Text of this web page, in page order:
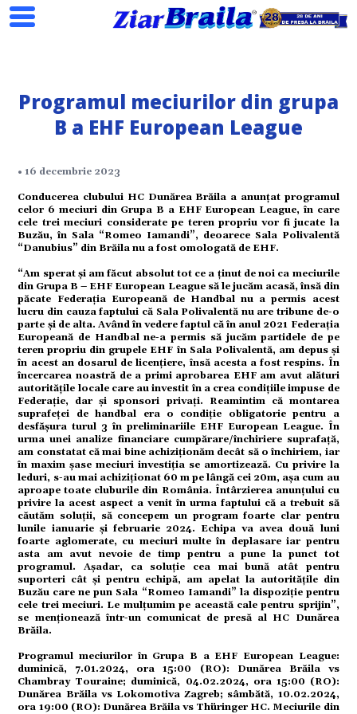
Programul meciurilor din grupa
B a EHF European League
• 16 decembrie 2023
Conducerea clubului HC Dunărea Brăila a anunțat programul
celor 6 meciuri din Grupa B a EHF European League, în care
cele trei meciuri considerate pe teren propriu vor fi jucate la
Buzău, în Sala “Romeo Iamandi”, deoarece Sala Polivalentă
“Danubius” din Brăila nu a fost omologată de EHF.
“Am sperat și am făcut absolut tot ce a ținut de noi ca meciurile
din Grupa B – EHF European League să le jucăm acasă, însă din
păcate Federația Europeană de Handbal nu a permis acest
lucru din cauza faptului că Sala Polivalentă nu are tribune de-o
parte și de alta. Având în vedere faptul că în anul 2021 Federația
Europeană de Handbal ne-a permis să jucăm partidele de pe
teren propriu din grupele EHF în Sala Polivalentă, am depus și
în acest an dosarul de licențiere, însă acesta a fost respins. În
încercarea noastră de a primi aprobarea EHF am avut alături
autoritățile locale care au investit în a crea condițiile impuse de
Federație, dar și sponsori privați. Reamintim că montarea
suprafeței de handbal era o condiție obligatorie pentru a
desfășura turul 3 în preliminariile EHF European League. În
urma unei analize financiare cumpărare/închiriere suprafață,
am constatat că mai bine achiziționăm decât să o închiriem, iar
în maxim șase meciuri investiția se amortizează. Cu privire la
leduri, s-au mai achiziționat 60 m pe lângă cei 20m, așa cum au
aproape toate cluburile din România. Întârzierea anunțului cu
privire la acest aspect a venit în urma faptului că a trebuit să
căutăm soluții, să concepem un program foarte clar pentru
lunile ianuarie și februarie 2024. Echipa va avea două luni
foarte aglomerate, cu meciuri multe în deplasare iar pentru
asta am avut nevoie de timp pentru a pune la punct tot
programul. Așadar, ca soluție cea mai bună atât pentru
suporteri cât și pentru echipă, am apelat la autoritățile din
Buzău care ne pun Sala “Romeo Iamandi” la dispoziție pentru
cele trei meciuri. Le mulțumim pe această cale pentru sprijin”,
se menționează într-un comunicat de presă al HC Dunărea
Brăila.
Programul meciurilor în Grupa B a EHF European League:
duminică, 7.01.2024, ora 15:00 (RO): Dunărea Brăila vs
Chambray Touraine; duminică, 04.02.2024, ora 15:00 (RO):
Dunărea Brăila vs Lokomotiva Zagreb; sâmbătă, 10.02.2024,
ora 19:00 (RO): Dunărea Brăila vs Thüringer HC. Meciurile din